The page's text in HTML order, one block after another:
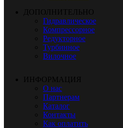
ДОПОЛНИТЕЛЬНО
Гидравлическое
Компрессорное
Редукторное
Турбинное
Вилочное
ИНФОРМАЦИЯ
О нас
Партнерам
Каталог
Контакты
Как оплатить